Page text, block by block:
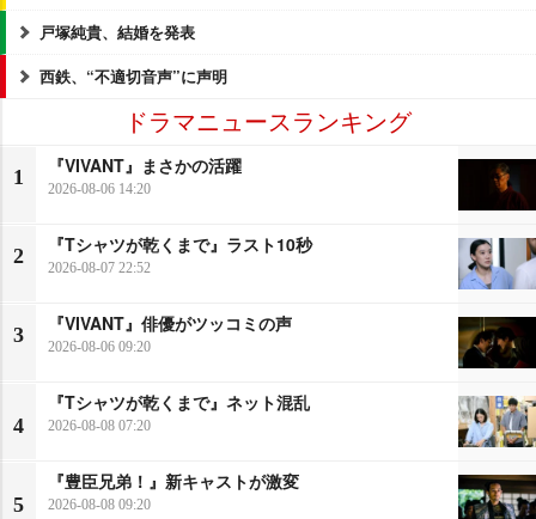
戸塚純貴、結婚を発表
西鉄、“不適切音声”に声明
ドラマニュースランキング
1
『VIVANT』まさかの活躍
2026-08-06 14:20
2
『Tシャツが乾くまで』ラスト10秒
2026-08-07 22:52
3
『VIVANT』俳優がツッコミの声
2026-08-06 09:20
4
『Tシャツが乾くまで』ネット混乱
2026-08-08 07:20
5
『豊臣兄弟！』新キャストが激変
2026-08-08 09:20